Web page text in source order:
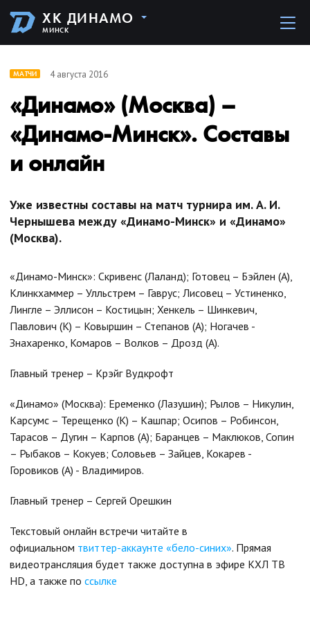
ХК ДИНАМО
МИНСК
МАТЧИ 4 августа 2016
«Динамо» (Москва) –
«Динамо-Минск». Составы
и онлайн
Уже известны составы на матч турнира им. А. И.
Чернышева между «Динамо-Минск» и «Динамо»
(Москва).
«Динамо-Минск»: Скривенс (Лаланд); Готовец – Бэйлен (А),
Клинкхаммер – Улльстрем – Гаврус; Лисовец – Устиненко,
Лингле – Эллисон – Костицын; Хенкель – Шинкевич,
Павлович (К) – Ковыршин – Степанов (А); Ногачев -
Знахаренко, Комаров – Волков – Дрозд (А).
Главный тренер – Крэйг Вудкрофт
«Динамо» (Москва): Еременко (Лазушин); Рылов – Никулин,
Карсумс – Терещенко (К) – Кашпар; Осипов – Робинсон,
Тарасов – Дугин – Карпов (А); Баранцев – Маклюков, Сопин
– Рыбаков – Кокуев; Соловьев – Зайцев, Кокарев -
Горовиков (А) - Владимиров.
Главный тренер – Сергей Орешкин
Текстовый онлайн встречи читайте в
официальном твиттер-аккаунте «бело-синих». Прямая
видеотрансляция будет также доступна в эфире КХЛ ТВ
HD, а также по ссылке